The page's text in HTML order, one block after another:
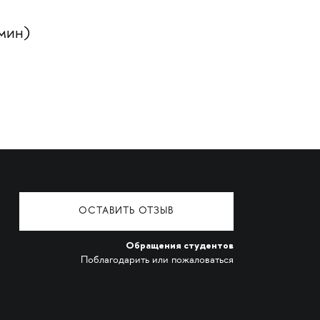
ОСТАВИТЬ ОТЗЫВ
Обращения студентов
Поблагодарить или пожаловаться